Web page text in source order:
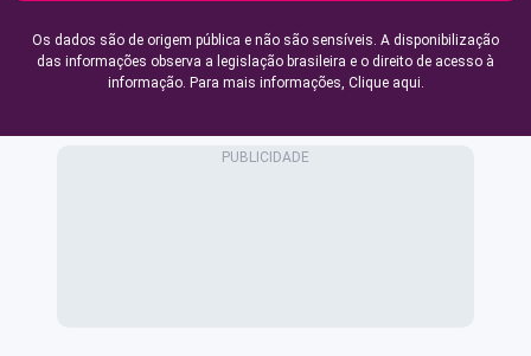
Os dados são de origem pública e não são sensíveis. A disponibilização
das informações observa a legislação brasileira e o direito de acesso à
informação. Para mais informações, Clique aqui.